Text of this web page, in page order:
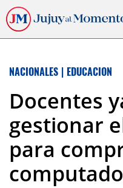
NACIONALES | EDUCACION
Docentes
gestionar
para